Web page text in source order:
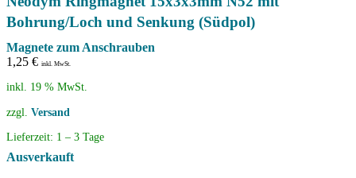
Bohrung/Loch und Senkung (Südpol)
Magnete zum Anschrauben
1,25 € inkl. MwSt.
inkl. 19 % MwSt.
zzgl. Versand
Lieferzeit: 1 – 3 Tage
Ausverkauft